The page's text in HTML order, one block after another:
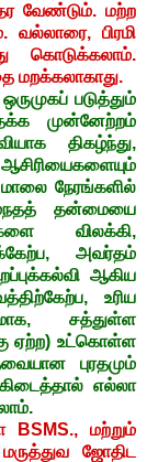
வேண்டும். மற்ற
வல்லாரை, பிரமி
கொடுக்கலாம்.
மறக்கலாகாது.
படுத்தும்
முன்னேற்றம்
திகழ்ந்து,
நேரங்களில்
தன்மையை
விலக்கி,
அவர்தம்
ஆகிய
உரிய
சத்துள்ள
ஏற்ற) உட்கொள்ள
புரதமும்
எல்லா
BSMS., மற்றும்
ஜோதிட